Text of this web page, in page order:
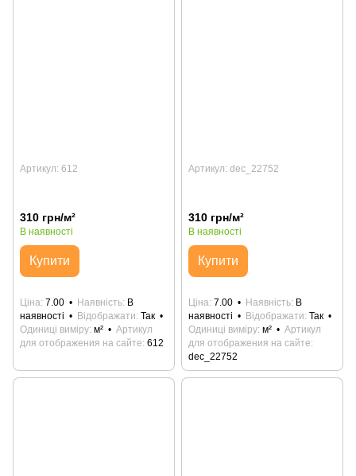
Артикул: 612
310 грн/м²
В наявності
Купити
Ціна 7.00 Наявність В
наявності
Відображати Так
Одиниці виміру м²
Артикул
для отображения на сайте 612
Артикул: dec_22752
310 грн/м²
В наявності
Купити
Ціна 7.00 Наявність В
наявності
Відображати Так
Одиниці виміру м²
Артикул
для отображения на сайте
dec_22752